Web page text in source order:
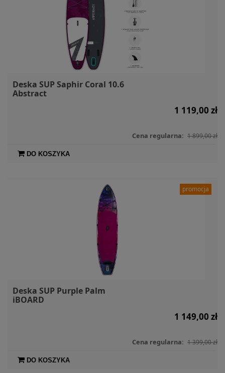
Deska SUP Saphir Coral 10.6
Abstract
1 119,00 zł
Cena regularna: 1 899,00 zł
DO KOSZYKA
Deska SUP Purple Palm
iBOARD
1 149,00 zł
Cena regularna: 1 399,00 zł
DO KOSZYKA
promocja